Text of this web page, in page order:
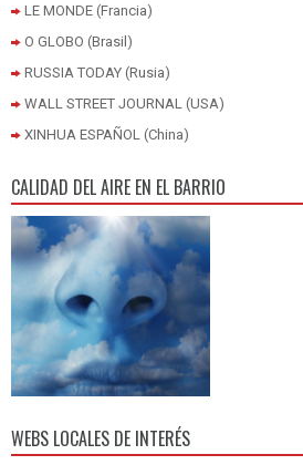
LE MONDE (Francia)
O GLOBO (Brasil)
RUSSIA TODAY (Rusia)
WALL STREET JOURNAL (USA)
XINHUA ESPAÑOL (China)
CALIDAD DEL AIRE EN EL BARRIO
WEBS LOCALES DE INTERÉS